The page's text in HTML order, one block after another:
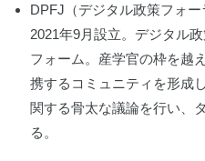
DPFJ（デジタル政策フォー
2021年9月設立。デジタル
フォーム。産学官の枠を越
携するコミュニティを形成
関する骨太な議論を行い、
る。